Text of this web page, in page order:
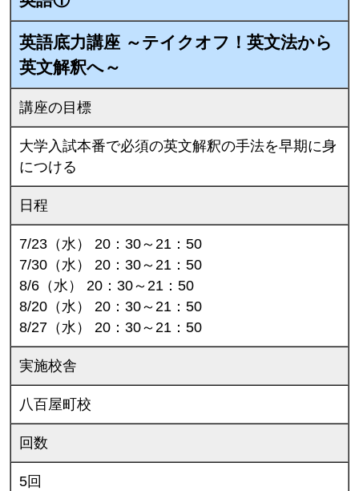
英語底力講座 ～テイクオフ！英文法から
英文解釈へ～
講座の目標
大学入試本番で必須の英文解釈の手法を早期に身
につける
日程
7/23（水） 20：30～21：50
7/30（水） 20：30～21：50
8/6（水） 20：30～21：50
8/20（水） 20：30～21：50
8/27（水） 20：30～21：50
実施校舎
八百屋町校
回数
5回